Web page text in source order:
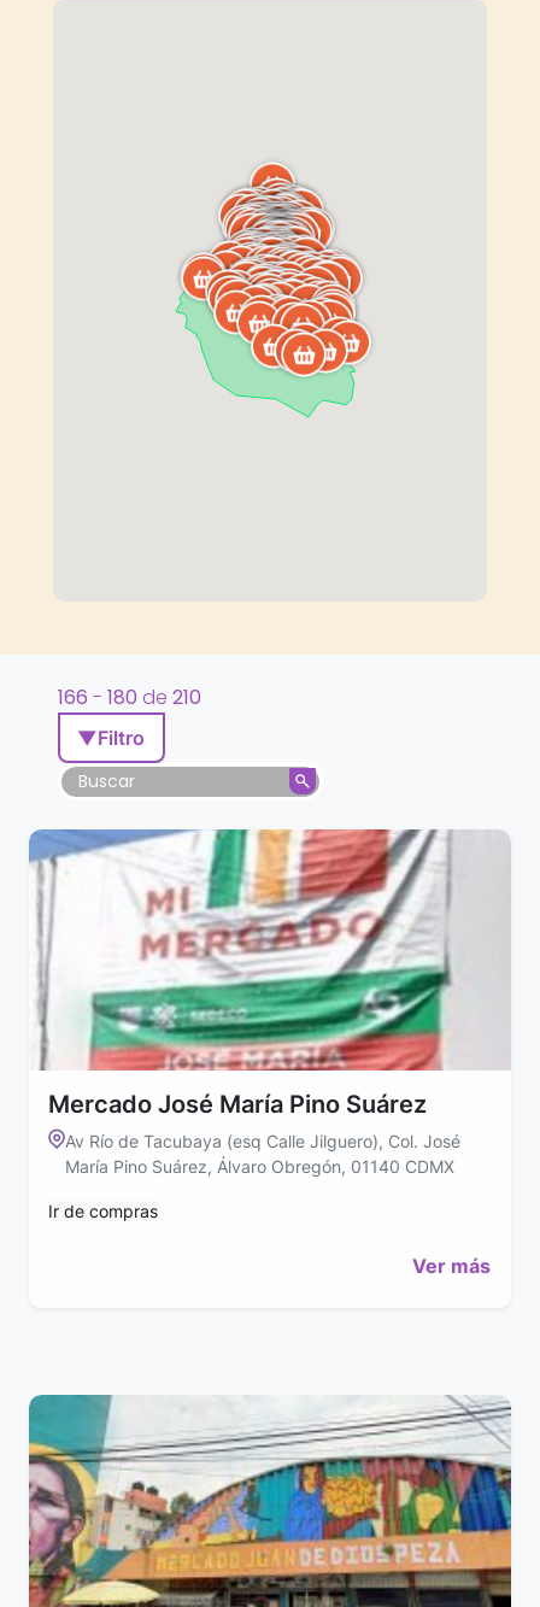
166 - 180 de 210
▼Filtro
Mercado José María Pino Suárez
Av Río de Tacubaya (esq Calle Jilguero), Col. José
María Pino Suárez, Álvaro Obregón, 01140 CDMX
Ir de compras
Ver más